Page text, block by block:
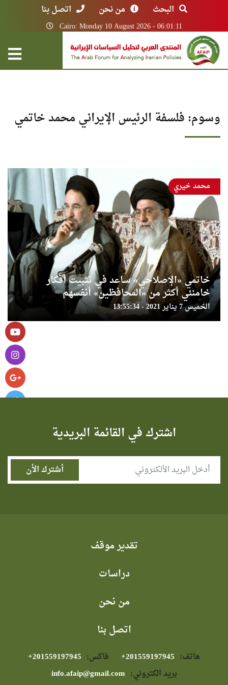
البحث من نحن اتصل بنا
Cairo: Monday 10 August 2026 - 06:01:11
وسوم: فلسفة الرئيس الإيراني محمد خاتمي
خاتمي «الإصلاحي» ساعد في تثبيت أفكار
خامنئي أكثر من «المحافظين» أنفسهم
الخميس 7 يناير 2021 - 13:55:34
محمد خيري
اشترك في القائمة البريدية
تقدير موقف
دراسات
من نحن
اتصل بنا
هاتف: فاكس:
بريد الكتروني: info.afaip@gmail.com